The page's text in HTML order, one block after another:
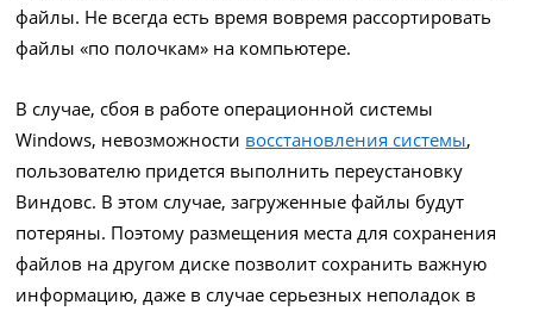
файлы. Не всегда есть время вовремя рассортировать
файлы «по полочкам» на компьютере.
В случае, сбоя в работе операционной системы
Windows, невозможности восстановления системы,
пользователю придется выполнить переустановку
Виндовс. В этом случае, загруженные файлы будут
потеряны. Поэтому размещения места для сохранения
файлов на другом диске позволит сохранить важную
информацию, даже в случае серьезных неполадок в